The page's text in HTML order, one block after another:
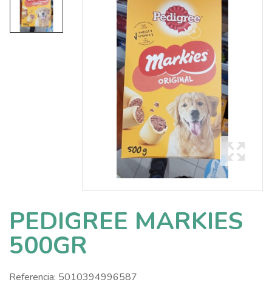
PEDIGREE MARKIES
500GR
Referencia: 5010394996587